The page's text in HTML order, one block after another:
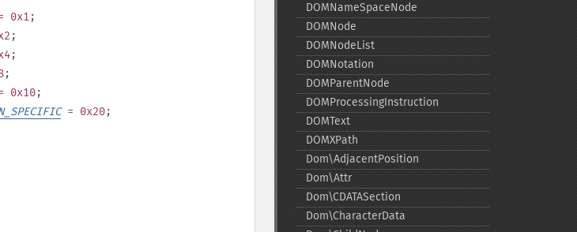
0x1;
;
;
;
0x10;
= 0x20;
DOMNameSpaceNode
DOMNode
DOMNodeList
DOMNotation
DOMParentNode
DOMProcessingInstruction
DOMText
DOMXPath
Dom\AdjacentPosition
Dom\Attr
Dom\CDATASection
Dom\CharacterData